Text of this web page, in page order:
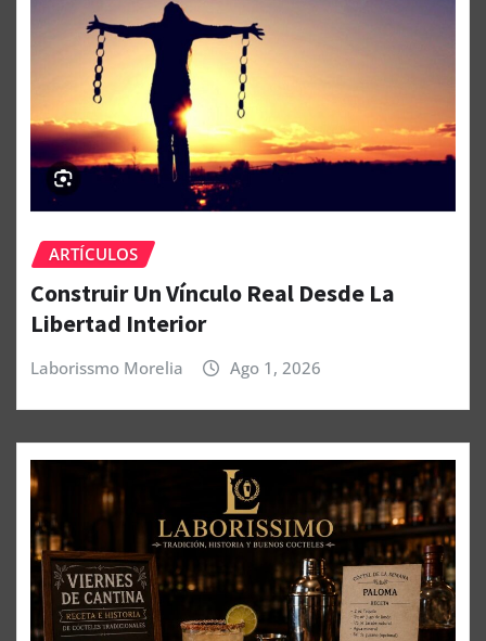
ARTÍCULOS
Construir Un Vínculo Real Desde La
Libertad Interior
Laborissmo Morelia Ago 1, 2026